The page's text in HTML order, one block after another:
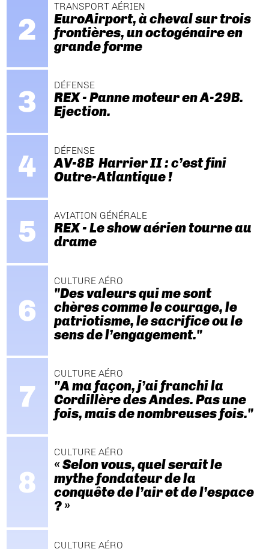
TRANSPORT AÉRIEN
EuroAirport, à cheval sur trois
frontières, un octogénaire en
grande forme
DÉFENSE
REX - Panne moteur en A-29B.
Ejection.
DÉFENSE
AV-8B Harrier II : c’est fini
Outre-Atlantique !
AVIATION GÉNÉRALE
REX - Le show aérien tourne au
drame
CULTURE AÉRO
"Des valeurs qui me sont
chères comme le courage, le
patriotisme, le sacrifice ou le
sens de l’engagement."
CULTURE AÉRO
"A ma façon, j’ai franchi la
Cordillère des Andes. Pas une
fois, mais de nombreuses fois."
CULTURE AÉRO
« Selon vous, quel serait le
mythe fondateur de la
conquête de l’air et de l’espace
? »
CULTURE AÉRO